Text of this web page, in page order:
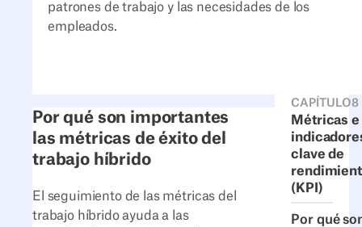
patrones de trabajo y las necesidades de los
empleados.
CAPÍTULO8
Métricas e
clave de
(KPI)
Por qué
Por qué son importantes
las métricas de éxito del
trabajo híbrido
El seguimiento de las métricas del
trabajo híbrido ayuda a las